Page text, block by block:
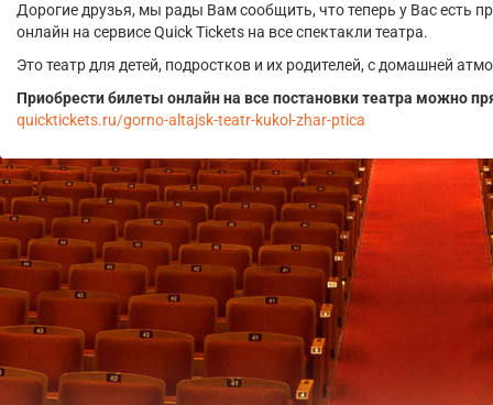
Дорогие друзья, мы рады Вам сообщить, что теперь у Вас есть
онлайн на сервисе Quick Tickets на все спектакли театра.
Это театр для детей, подростков и их родителей, с домашней
Приобрести билеты онлайн на все постановки театра можно
quicktickets.ru/gorno-altajsk-teatr-kukol-zhar-ptica